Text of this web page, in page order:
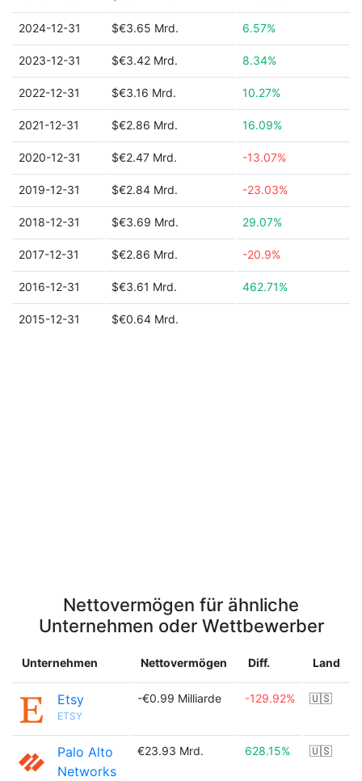
2024-12-31 $€3.65 Mrd. 6.57%
2023-12-31 $€3.42 Mrd. 8.34%
2022-12-31 $€3.16 Mrd. 10.27%
2021-12-31 $€2.86 Mrd. 16.09%
2020-12-31 $€2.47 Mrd. -13.07%
2019-12-31 $€2.84 Mrd. -23.03%
2018-12-31 $€3.69 Mrd. 29.07%
2017-12-31 $€2.86 Mrd. -20.9%
2016-12-31 $€3.61 Mrd. 462.71%
2015-12-31 $€0.64 Mrd.
Nettovermögen für ähnliche
Unternehmen oder Wettbewerber
Unternehmen Nettovermögen Diff. Land
Etsy
ETSY
-€0.99 Milliarde -129.92% 🇺🇸
Palo Alto
Networks
€23.93 Mrd. 628.15% 🇺🇸